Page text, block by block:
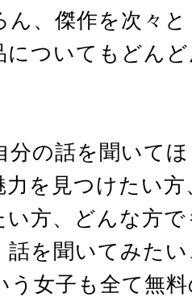
ん、傑作を次々
についてもどん
分の話を聞いて
力を見つけたい
い方、どんな方
話を聞いてみた
う女子も全て無